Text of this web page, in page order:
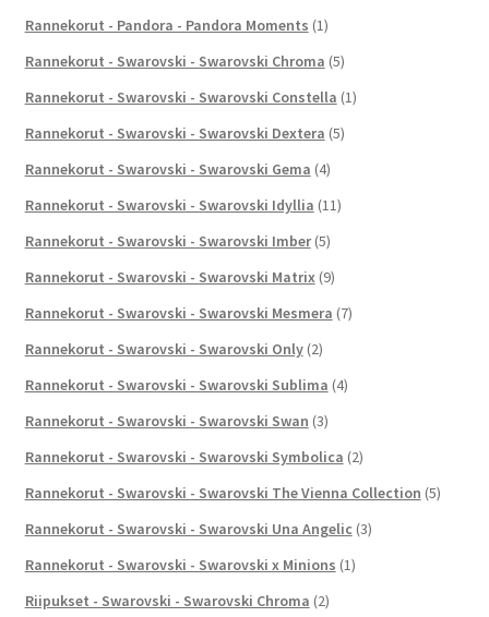
Rannekorut - Pandora - Pandora Moments (1)
Rannekorut - Swarovski - Swarovski Chroma (5)
Rannekorut - Swarovski - Swarovski Constella (1)
Rannekorut - Swarovski - Swarovski Dextera (5)
Rannekorut - Swarovski - Swarovski Gema (4)
Rannekorut - Swarovski - Swarovski Idyllia (11)
Rannekorut - Swarovski - Swarovski Imber (5)
Rannekorut - Swarovski - Swarovski Matrix (9)
Rannekorut - Swarovski - Swarovski Mesmera (7)
Rannekorut - Swarovski - Swarovski Only (2)
Rannekorut - Swarovski - Swarovski Sublima (4)
Rannekorut - Swarovski - Swarovski Swan (3)
Rannekorut - Swarovski - Swarovski Symbolica (2)
Rannekorut - Swarovski - Swarovski The Vienna Collection (5)
Rannekorut - Swarovski - Swarovski Una Angelic (3)
Rannekorut - Swarovski - Swarovski x Minions (1)
Riipukset - Swarovski - Swarovski Chroma (2)